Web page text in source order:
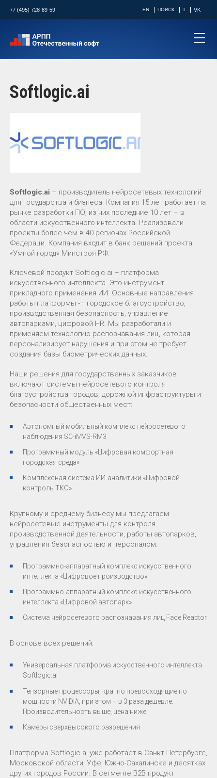
+7 (495) 728-89-59 EN ПОИСК T VK
Softlogic.ai
Softlogic.ai – производитель нейросетевых технологий
для государства и бизнеса. Компания 15 лет работает на
рынке разработки ПО, из них последние 10 лет – в
области искусственного интеллекта. Реализовали
проекты более чем в 40 регионах Российской
Федераци. Компания входит в банк решений проекта
«Умной город» Минстроя РФ.
Ключевой продукт Softlogic.ai – платформа
искусственного интеллекта. Это инструмент
прикладного применения ИИ. Основные направления
работы платформы -– городское благоустройство,
производственная безопасность, управление
автопарками, цифровой HR. Мы разработали и
применяем технологию распознавания лиц, которая
персонализирует нарушения и при этом не требует
создания базы биометрических данных.
Наши решения для государственных заказчиков
включают системы нейросетевого контроля
благоустройства городов, дорожной инфраструктуры и
безопасности общественных мест:
Автономный мобильный комплекс нейросетевого
наблюдения SC-iMVS-RM3
Программный модуль «Цифровая комфортная
городская среда»
Комплексная система ИИ-аналитики «Цифровой
контроль ТКО».
Крупному и среднему бизнесу мы предлагаем
нейросетевые инструменты для контроля
производственной деятельности, работы автопарков,
управления безопасностью и персоналом:
Программно-аппаратный комплекс искусственного
интеллекта «Цифровое производство»
Программно-аппаратный комплекс искусственного
интеллекта «Цифровой автопарк»
Система нейросетевого распознавания лиц Face Reactor
В основе всех решений:
Универсальная платформа искусственного интеллекта
Softlogic.ai
Тензорные процессоры, кратно превосходящие по
мощности NVIDIA, при этом – в 3 раза дешевле.
Производительность выше, цена ниже.
Камеры сверхвысокого разрешения
Платформа Softlogic.ai уже работает в Санкт-Петербурге,
Московской области, Уфе, Южно-Сахалинске и десятках
других городов России. В сегменте B2B продукт